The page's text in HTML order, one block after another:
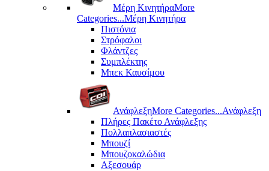
Μέρη KινητήραMore
Categories...Μέρη Kινητήρα
Πιστόνια
Στρόφαλοι
Φλάντζες
Συμπλέκτης
Μπεκ Καυσίμου
ΑνάφλεξηMore Categories...Ανάφλεξη
Πλήρες Πακέτο Ανάφλεξης
Πολλαπλασιαστές
Μπουζί
Μπουζοκαλώδια
Αξεσουάρ